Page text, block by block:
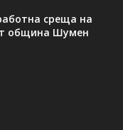
среща на
община Шумен